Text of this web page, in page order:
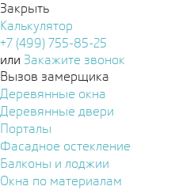
Закрыть
Калькулятор
+7 (499) 755-85-25
или Закажите звонок
Вызов замерщика
Деревянные окна
Деревянные двери
Порталы
Фасадное остекление
Балконы и лоджии
Окна по материалам